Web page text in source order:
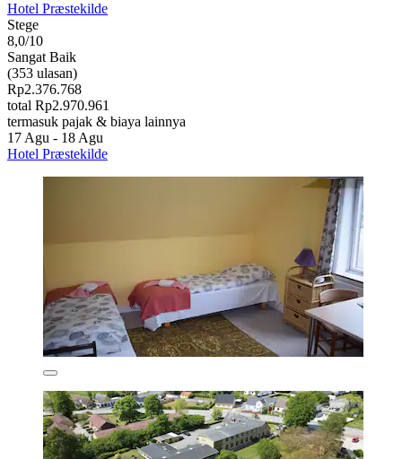
Hotel Præstekilde
Stege
8,0/10
Sangat Baik
(353 ulasan)
Rp2.376.768
total Rp2.970.961
termasuk pajak & biaya lainnya
17 Agu - 18 Agu
Hotel Præstekilde